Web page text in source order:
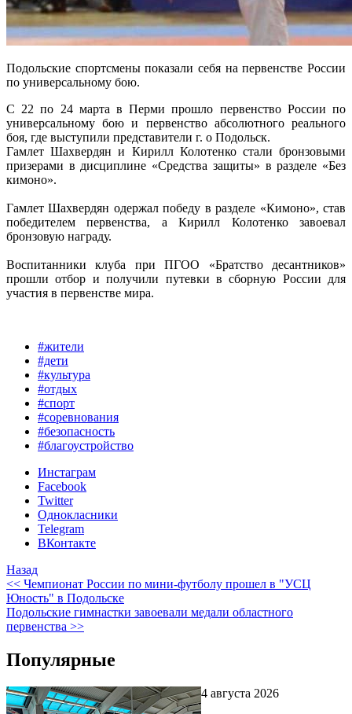
Подольские спортсмены показали себя на первенстве России
по универсальному бою.
С 22 по 24 марта в Перми прошло первенство России по
универсальному бою и первенство абсолютного реального
боя, где выступили представители г. о Подольск.
Гамлет Шахвердян и Кирилл Колотенко стали бронзовыми
призерами в дисциплине «Средства защиты» в разделе «Без
кимоно».
Гамлет Шахвердян одержал победу в разделе «Кимоно», став
победителем первенства, а Кирилл Колотенко завоевал
бронзовую награду.
Воспитанники клуба при ПГОО «Братство десантников»
прошли отбор и получили путевки в сборную России для
участия в первенстве мира.
#жители
#дети
#культура
#отдых
#спорт
#соревнования
#безопасность
#благоустройство
Инстаграм
Facebook
Twitter
Однокласники
Telegram
ВКонтакте
Назад
<< Чемпионат России по мини-футболу прошел в "УСЦ
Юность" в Подольске
Подольские гимнастки завоевали медали областного
первенства >>
Популярные
4 августа 2026